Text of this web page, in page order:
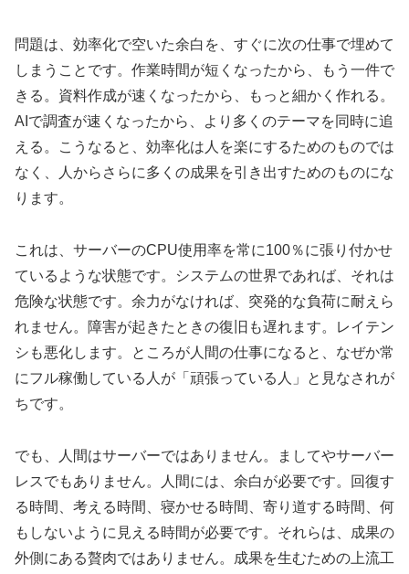
問題は、効率化で空いた余白を、すぐに次の仕事で埋めて
しまうことです。作業時間が短くなったから、もう一件で
きる。資料作成が速くなったから、もっと細かく作れる。
AIで調査が速くなったから、より多くのテーマを同時に追
える。こうなると、効率化は人を楽にするためのものでは
なく、人からさらに多くの成果を引き出すためのものにな
ります。
これは、サーバーのCPU使用率を常に100％に張り付かせ
ているような状態です。システムの世界であれば、それは
危険な状態です。余力がなければ、突発的な負荷に耐えら
れません。障害が起きたときの復旧も遅れます。レイテン
シも悪化します。ところが人間の仕事になると、なぜか常
にフル稼働している人が「頑張っている人」と見なされが
ちです。
でも、人間はサーバーではありません。ましてやサーバー
レスでもありません。人間には、余白が必要です。回復す
る時間、考える時間、寝かせる時間、寄り道する時間、何
もしないように見える時間が必要です。それらは、成果の
外側にある贅肉ではありません。成果を生むための上流工